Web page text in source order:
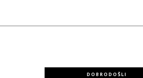
DOBRODOŠLI